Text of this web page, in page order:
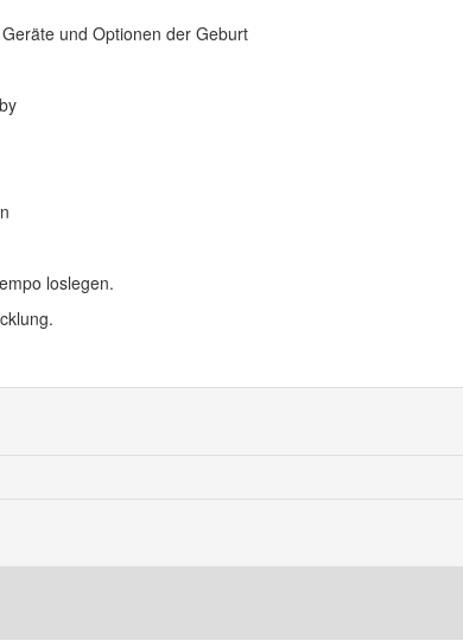
und Optionen der Geburt
loslegen.